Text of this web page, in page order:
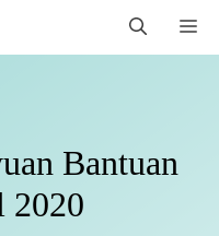
Bantuan
2020